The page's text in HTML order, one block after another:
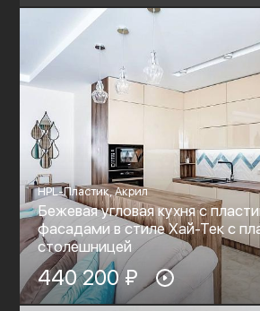
HPL-Пластик, Акрил
Бежевая угловая кухня с
фасадами в стиле Хай-Тек с
столешницей
440 200 ₽